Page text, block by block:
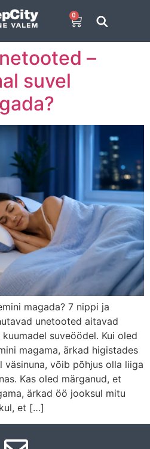
0
–
suvel
magada? 7 nippi ja
unetooted aitavad
suveöödel. Kui oled
magama, ärkad higistades
väsinuna, võib põhjus olla liiga
Kas oled märganud, et
ärkad öö jooksul mitu
et […]